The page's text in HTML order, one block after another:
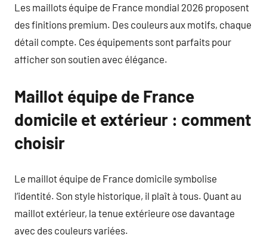
Les maillots équipe de France mondial 2026 proposent
des finitions premium. Des couleurs aux motifs, chaque
détail compte. Ces équipements sont parfaits pour
afficher son soutien avec élégance.
Maillot équipe de France
domicile et extérieur : comment
choisir
Le maillot équipe de France domicile symbolise
l’identité. Son style historique, il plaît à tous. Quant au
maillot extérieur, la tenue extérieure ose davantage
avec des couleurs variées.